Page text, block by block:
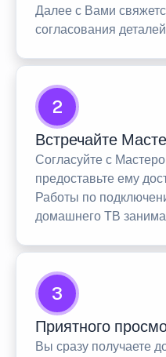
Далее с Вами
согласования
2
Встречайте
Согласуйте с
предоставьте ему
Работы по
домашнего ТВ
3
Приятного
Вы сразу получаете